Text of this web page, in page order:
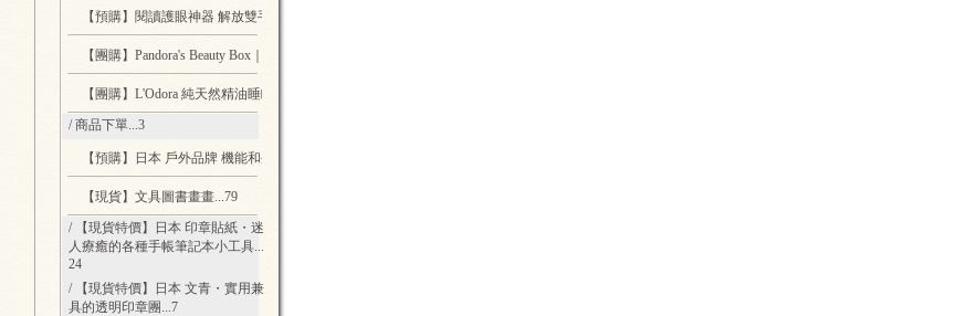
【預購】閱讀護眼神器 解放雙手 Glocusent 專業LED燈
【團購】Pandora's Beauty Box｜喚顏梳 全球首創全頭循環按摩梳
【團購】L'Odora 純天然精油睡眠防蟎噴霧
/ 商品下單...3
【預購】日本 戶外品牌 機能和外型兼具的帽子
【現貨】文具圖書畫畫...79
/ 【現貨特價】日本 印章貼紙・迷
人療癒的各種手帳筆記本小工具...
24
/ 【現貨特價】日本 文青・實用兼
具的透明印章團 ...7